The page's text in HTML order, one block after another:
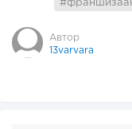
Автор
13varvara